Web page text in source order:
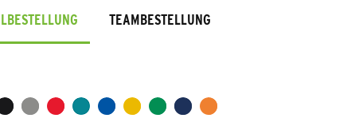
TEAMBESTELLUNG